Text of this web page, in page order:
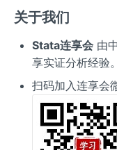
关于我们
Stata连享会由
享实证分析经验。
扫码加入连享会